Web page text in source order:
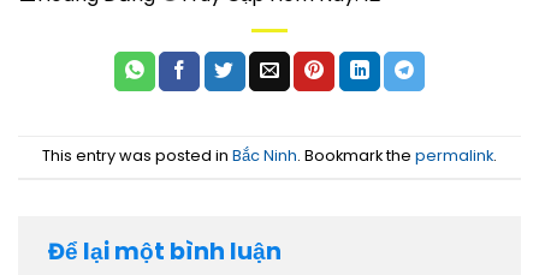
This entry was posted in Bắc Ninh. Bookmark the permalink.
Để lại một bình luận